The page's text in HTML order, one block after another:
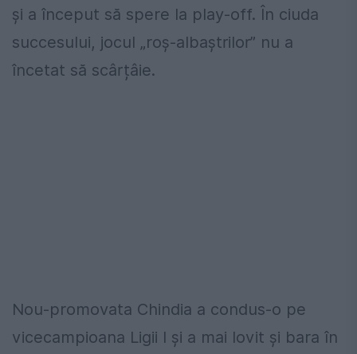
și a început să spere la play-off. În ciuda
succesului, jocul „roș-albaștrilor” nu a
încetat să scârțâie.
Nou-promovata Chindia a condus-o pe
vicecampioana Ligii I și a mai lovit și bara în